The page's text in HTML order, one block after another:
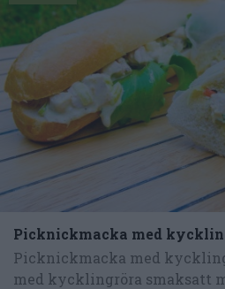
Picknickmacka med
Picknickmacka med
med kycklingröra smaksatt